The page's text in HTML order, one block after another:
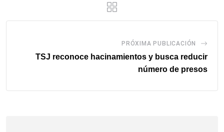
PRÓXIMA PUBLICACIÓN
TSJ reconoce hacinamientos y busca reducir
número de presos